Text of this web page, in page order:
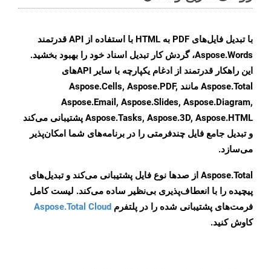
با تبدیل فایل‌های PDF به HTML با استفاده از API قدرتمند
Aspose.Words، گردش کار تبدیل اسناد خود را بهبود بخشید.
این راهکار قدرتمند از ادغام یکپارچه با سایر APIهای
Aspose.Total مانند Aspose.Cells, Aspose.PDF,
Aspose.Email, Aspose.Slides, Aspose.Diagram,
Aspose.Tasks, Aspose.3D, Aspose.HTML پشتیبانی می‌کند
و تبدیل جامع فایل چندفرمتی را در برنامه‌های شما امکان‌پذیر
می‌سازد.
Aspose.Total از صدها نوع فایل پشتیبانی می‌کند و تبدیل‌های
پیچیده را با انعطاف‌پذیری بی‌نظیر ساده می‌کند. لیست کامل
فرمت‌های پشتیبانی شده را در پلتفرم Aspose.Total Cloud
کاوش کنید.